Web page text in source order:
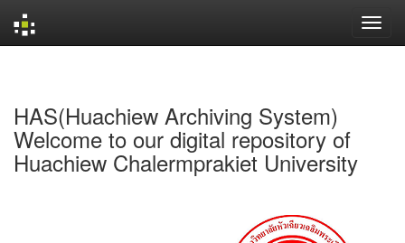
HAS(Huachiew Archiving System)
Welcome to our digital repository of
Huachiew Chalermprakiet University